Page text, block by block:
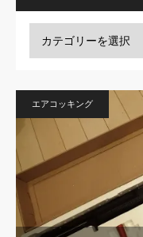
エアコッキング